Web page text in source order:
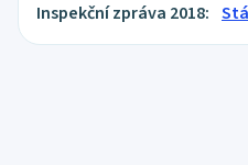
Inspekční zpráva 2018: